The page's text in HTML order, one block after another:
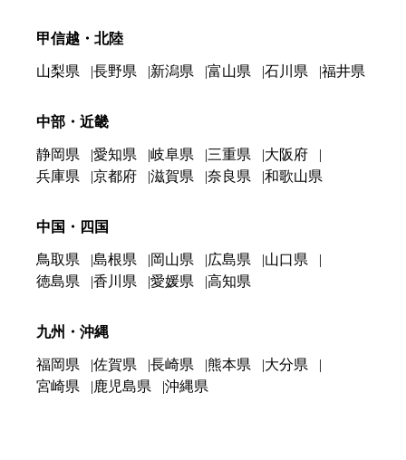
甲信越・北陸
山梨県 長野県 新潟県 富山県 石川県 福井県
中部・近畿
静岡県 愛知県 岐阜県 三重県
大阪府
兵庫県
京都府 滋賀県 奈良県 和歌山県
中国・四国
鳥取県 島根県 岡山県 広島県
山口県
徳島県
香川県 愛媛県 高知県
九州・沖縄
福岡県 佐賀県 長崎県 熊本県
大分県
宮崎県
鹿児島県 沖縄県